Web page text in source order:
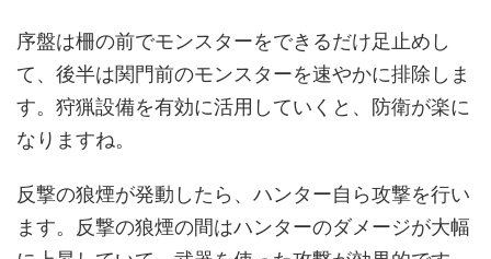
序盤は柵の前でモンスターをできるだけ足止めし
て、後半は関門前のモンスターを速やかに排除しま
す。狩猟設備を有効に活用していくと、防衛が楽に
なりますね。
反撃の狼煙が発動したら、ハンター自ら攻撃を行い
ます。反撃の狼煙の間はハンターのダメージが大幅